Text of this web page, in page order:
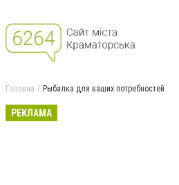
Головна Рыбалка для ваших потребностей
РЕКЛАМА